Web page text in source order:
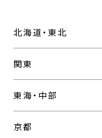
北海道・東北
関東
東海・中部
京都